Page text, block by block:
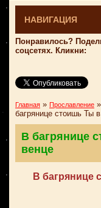
НАВИГАЦИЯ
Понравилось?
соцсетях. Кликни:
Главная » Прославление »
багрянице стоишь Ты
В багрянице
венце
В багрянице